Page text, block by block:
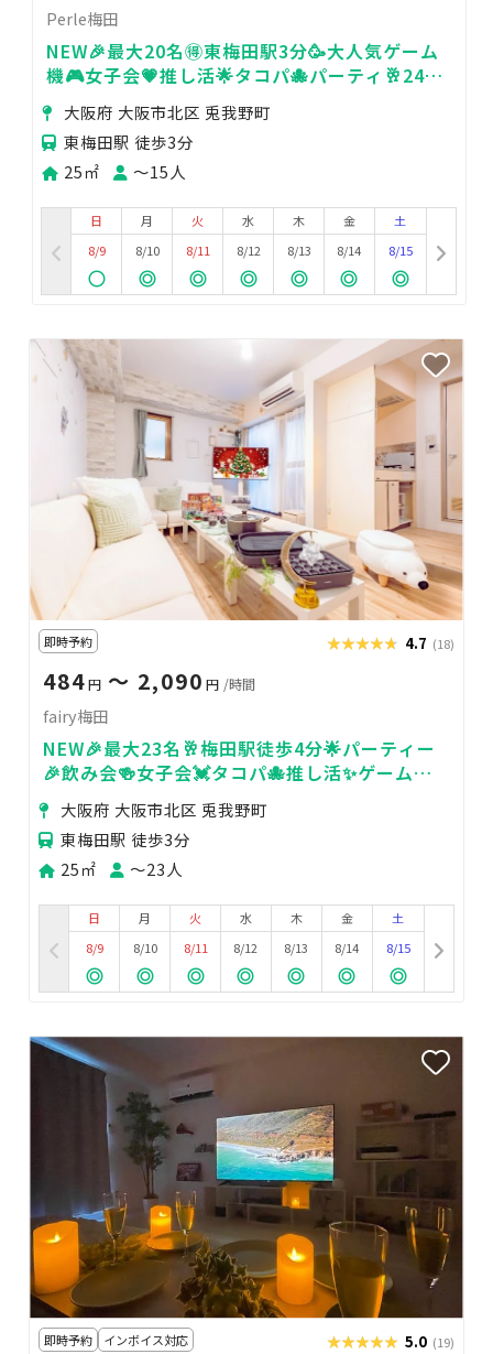
Perle梅田
NEW🎉最大20名🉐東梅田駅3分🥳大人気ゲーム
機🎮女子会💗推し活🌟タコパ🐙パーティ🥂24H
🏪Perle梅田
大阪府 大阪市北区 兎我野町
東梅田駅 徒歩3分
25㎡
〜15人
日
8/9
月
8/10
火
8/11
水
8/12
木
8/13
金
8/14
土
8/15
即時予約 ★★★★★
★★★★★ 4.7 (18)
484 円 〜 2,090 円 /時間
fairy梅田
NEW🎉最大23名🥂梅田駅徒歩4分🌟パーティー
🎉飲み会🍻女子会💓タコパ🐙推し活✨ゲーム🎮
撮影📷ママ会🧚
大阪府 大阪市北区 兎我野町
東梅田駅 徒歩3分
25㎡
〜23人
日
8/9
月
8/10
火
8/11
水
8/12
木
8/13
金
8/14
土
8/15
即時予約 インボイス対応 ★★★★★
★★★★★ 5.0 (19)